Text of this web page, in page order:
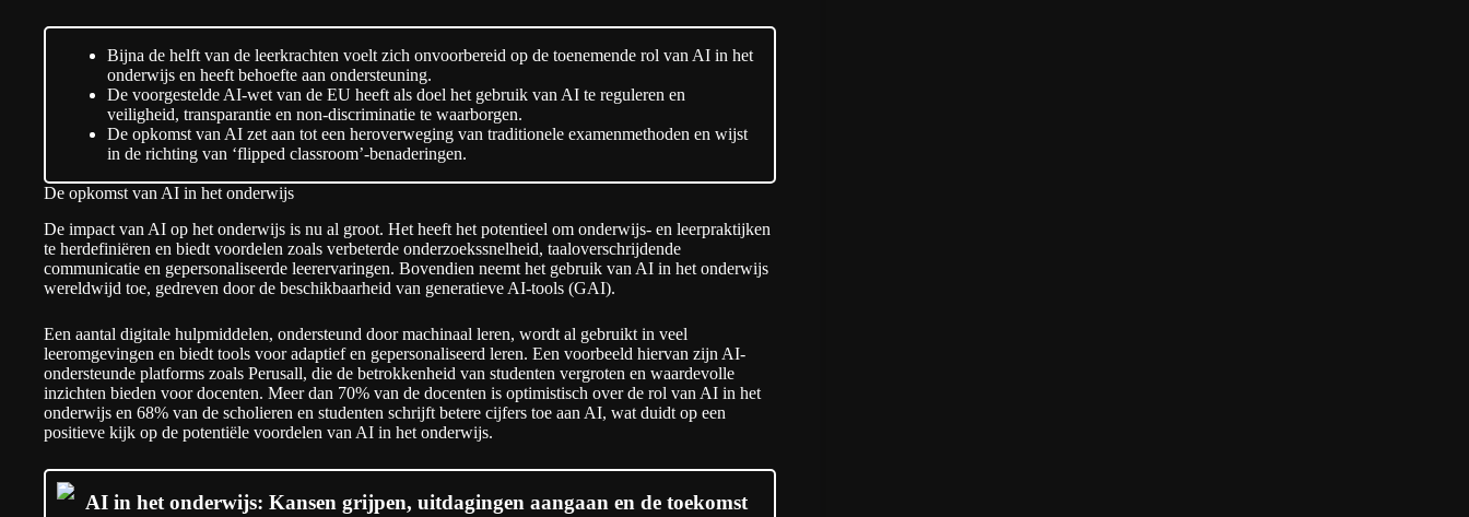
Bijna de helft van de leerkrachten voelt zich onvoorbereid op de toenemende rol van AI in het
onderwijs en heeft behoefte aan ondersteuning.
De voorgestelde AI-wet van de EU heeft als doel het gebruik van AI te reguleren en
veiligheid, transparantie en non-discriminatie te waarborgen.
De opkomst van AI zet aan tot een heroverweging van traditionele examenmethoden en wijst
in de richting van ‘flipped classroom’-benaderingen.
De opkomst van AI in het onderwijs
De impact van AI op het onderwijs is nu al groot. Het heeft het potentieel om onderwijs- en leerpraktijken
te herdefiniëren en biedt voordelen zoals verbeterde onderzoekssnelheid, taaloverschrijdende
communicatie en gepersonaliseerde leerervaringen. Bovendien neemt het gebruik van AI in het onderwijs
wereldwijd toe, gedreven door de beschikbaarheid van generatieve AI-tools (GAI).
Een aantal digitale hulpmiddelen, ondersteund door machinaal leren, wordt al gebruikt in veel
leeromgevingen en biedt tools voor adaptief en gepersonaliseerd leren. Een voorbeeld hiervan zijn AI-
ondersteunde platforms zoals Perusall, die de betrokkenheid van studenten vergroten en waardevolle
inzichten bieden voor docenten. Meer dan 70% van de docenten is optimistisch over de rol van AI in het
onderwijs en 68% van de scholieren en studenten schrijft betere cijfers toe aan AI, wat duidt op een
positieve kijk op de potentiële voordelen van AI in het onderwijs.
AI in het onderwijs: Kansen grijpen, uitdagingen aangaan en de toekomst